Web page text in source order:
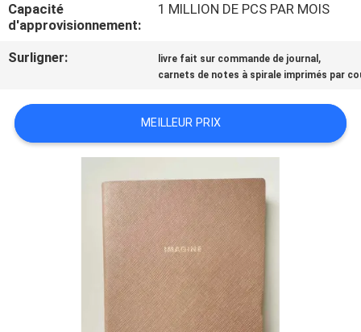
DEMANDEZ
UNE
CITATION
PLAN
DU
Capacité
d'approvisionnement:
1 MILLION DE PCS PAR MOIS
Surligner: livre fait sur commande de journal ,
carnets de notes à spirale imprimés par
MEILLEUR PRIX